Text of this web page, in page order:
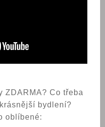
ZDARMA? Co třeba
bydlení?
oblíbené: